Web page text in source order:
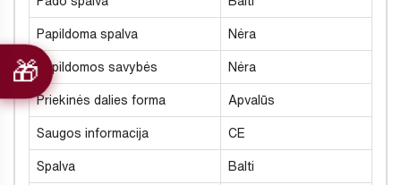
Papildoma spalva Nėra
Papildomos savybės Nėra
Priekinės dalies forma Apvalūs
Saugos informacija CE
Spalva Balti